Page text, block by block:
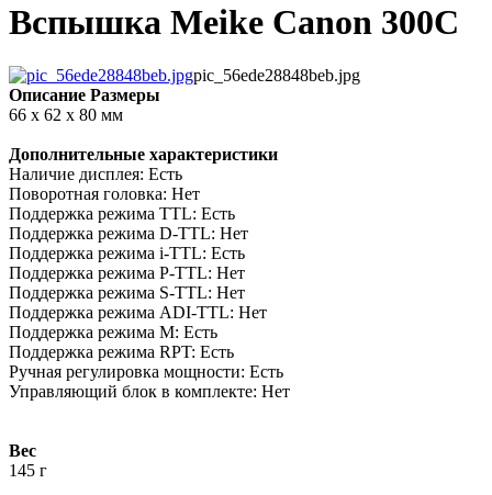
Вспышка Meike Canon 300C
pic_56ede28848beb.jpg
Описание Размеры
66 x 62 x 80 мм
Дополнительные характеристики
Наличие дисплея: Есть
Поворотная головка: Нет
Поддержка режима TTL: Есть
Поддержка режима D-TTL: Нет
Поддержка режима i-TTL: Есть
Поддержка режима P-TTL: Нет
Поддержка режима S-TTL: Нет
Поддержка режима ADI-TTL: Нет
Поддержка режима M: Есть
Поддержка режима RPT: Есть
Ручная регулировка мощности: Есть
Управляющий блок в комплекте: Нет
Вес
145 г